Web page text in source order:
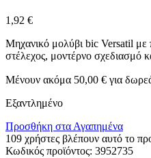
1,92 €
Μηχανικό μολύβι bic Versatil με
στέλεχος, μοντέρνο σχεδιασμό
Μένουν ακόμα 50,00 € για
Εξαντλημένο
Προσθήκη στα Αγαπημένα
109 χρήστες βλέπουν αυτό το
Κωδικός προϊόντος: 3952735